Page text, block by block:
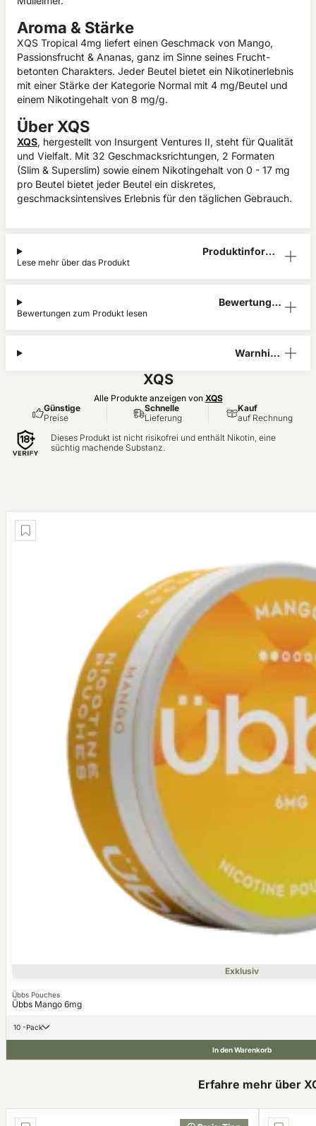
Aroma & Stärke
XQS Tropical 4mg liefert einen Geschmack von Mango,
Passionsfrucht & Ananas, ganz im Sinne seines Frucht-
betonten Charakters. Jeder Beutel bietet ein Nikotinerlebnis
mit einer Stärke der Kategorie Normal mit 4 mg/Beutel und
einem Nikotingehalt von 8 mg/g.
Über XQS
XQS, hergestellt von Insurgent Ventures II, steht für Qualität
und Vielfalt. Mit 32 Geschmacksrichtungen, 2 Formaten
(Slim & Superslim) sowie einem Nikotingehalt von 0 - 17 mg
pro Beutel bietet jeder Beutel ein diskretes,
geschmacksintensives Erlebnis für den täglichen Gebrauch.
Produktinform
Lese mehr über das Produkt
Bewertunge
Bewertungen zum Produkt lesen
Warnhinw
XQS
Alle Produkte anzeigen von XQS
Günstige
Preise
Schnelle
Lieferung
Kauf
auf Rechnung
Dieses Produkt ist nicht risikofrei und enthält Nikotin, eine
süchtig machende Substanz.
Exklusiv
Übbs Pouches
Übbs Mango 6mg
10 -Pack
In den Warenkorb
Erfahre mehr über